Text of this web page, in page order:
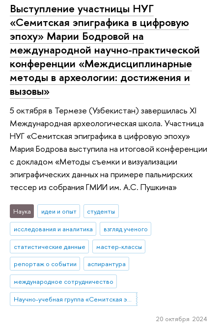
Выступление участницы НУГ
«Семитская эпиграфика в цифровую
эпоху» Марии Бодровой на
международной научно-практической
конференции «Междисциплинарные
методы в археологии: достижения и
вызовы»
5 октября в Термезе (Узбекистан) завершилась XI
Международная археологическая школа. Участница
НУГ «Семитская эпиграфика в цифровую эпоху»
Мария Бодрова выступила на итоговой конференции
с докладом «Методы съемки и визуализации
эпиграфических данных на примере пальмирских
тессер из собрания ГМИИ им. А.С. Пушкина»
Наука идеи и опыт
студенты
исследования и аналитика
взгляд ученого
статистические данные
мастер-классы
репортаж о событии
аспирантура
международное сотрудничество
Научно-учебная группа «Семитская эпиграфика в цифровую эпоху»
20 октября 2024